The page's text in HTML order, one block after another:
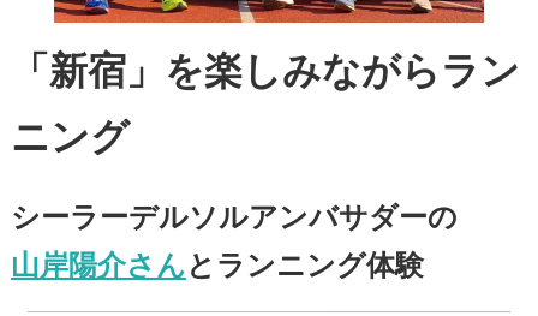
「新宿」を楽しみながらラン
ニング
シーラーデルソルアンバサダーの
山岸陽介さんと ランニング体験